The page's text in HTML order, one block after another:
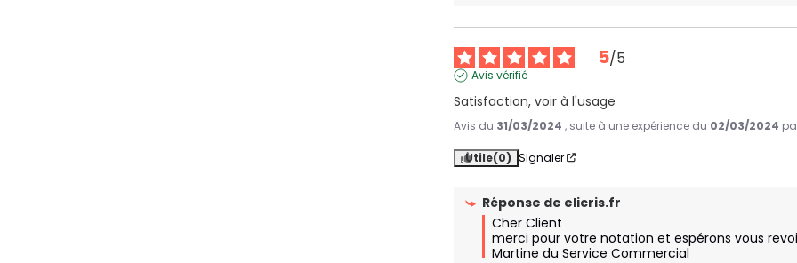
5/5
Avis vérifié
Satisfaction, voir à l'usage
Avis du 31/03/2024 , suite à une expérience du 02/03/2024
Utile(0) Signaler
Réponse de elicris.fr
Cher Client
merci pour votre notation et espérons vous
Martine du Service Commercial